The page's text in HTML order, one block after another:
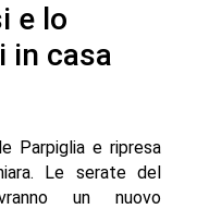
e lo
in casa
Parpiglia e ripresa
Le serate del
un nuovo